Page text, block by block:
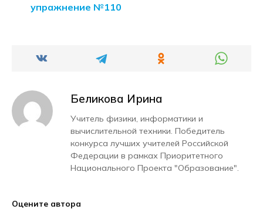
упражнение №110
Беликова Ирина
Учитель физики, информатики и
вычислительной техники. Победитель
конкурса лучших учителей Российской
Федерации в рамках Приоритетного
Национального Проекта "Образование".
Оцените автора